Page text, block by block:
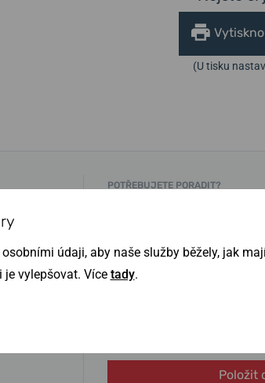
(U tisku
POTŘEBUJETE PORADIT?
Obraťte se na
Položit
údaji, aby naše služby běžely, jak
je vylepšovat. Více tady.